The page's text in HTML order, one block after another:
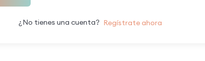
¿No tienes una cuenta? Regístrate ahora